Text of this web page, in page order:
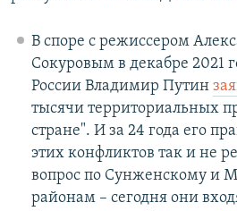
В споре с режиссером
Сокуровым в декабре 2021
России Владимир Путин
тысячи территориальных
стране". И за 24 года его
этих конфликтов так и не
вопрос по Сунженскому и
районам – сегодня они